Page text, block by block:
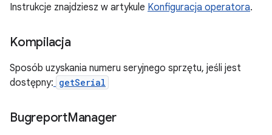
Instrukcje znajdziesz w artykule Konfiguracja operatora.
Kompilacja
Sposób uzyskania numeru seryjnego sprzętu, jeśli jest
dostępny: getSerial
BugreportManager